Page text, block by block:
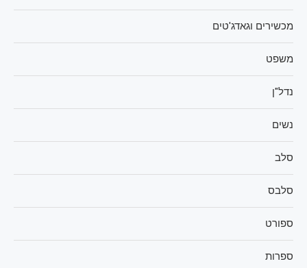
מכשירים וגאדג'טים
משפט
נדל"ן
נשים
סלב
סלבס
ספורט
ספרות